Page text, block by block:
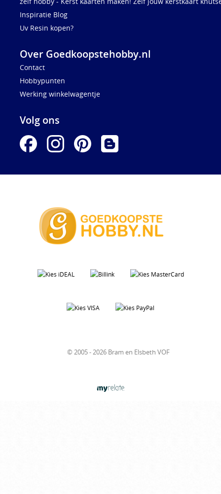
Inspiratie Blog
Uv Resin kopen?
Over Goedkoopstehobby.nl
Contact
Hobbypunten
Werking winkelwagentje
Volg ons
© 2005 - 2026 Bram en Elsbeth VOF